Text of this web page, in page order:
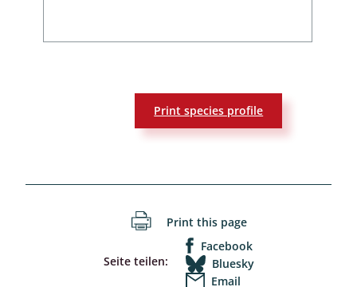
Print species profile
Print this page
Seite teilen:
Facebook
Bluesky
Email